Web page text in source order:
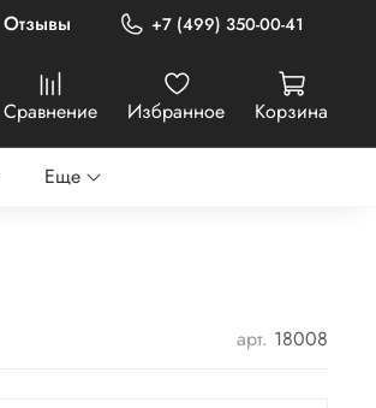
Отзывы +7 (499) 350-00-41
Сравнение Избранное Корзина
Еще
арт. 18008